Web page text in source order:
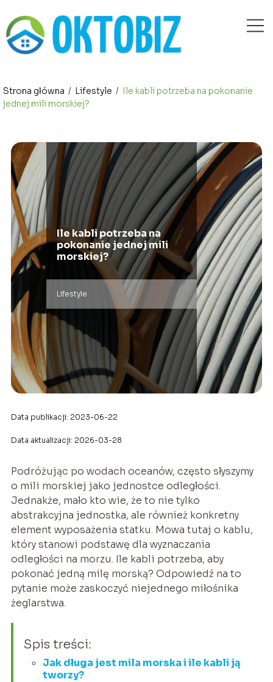
Strona główna / Lifestyle / Ile kabli potrzeba na pokonanie
jednej mili morskiej?
Ile kabli potrzeba na
pokonanie jednej mili
morskiej?
Lifestyle
Data publikacji: 2023-06-22
Data aktualizacji: 2026-03-28
Podróżując po wodach oceanów, często słyszymy
o mili morskiej jako jednostce odległości.
Jednakże, mało kto wie, że to nie tylko
abstrakcyjna jednostka, ale również konkretny
element wyposażenia statku. Mowa tutaj o kablu,
który stanowi podstawę dla wyznaczania
odległości na morzu. Ile kabli potrzeba, aby
pokonać jedną milę morską? Odpowiedź na to
pytanie może zaskoczyć niejednego miłośnika
żeglarstwa.
Spis treści:
Jak długa jest mila morska i ile kabli ją
tworzy?